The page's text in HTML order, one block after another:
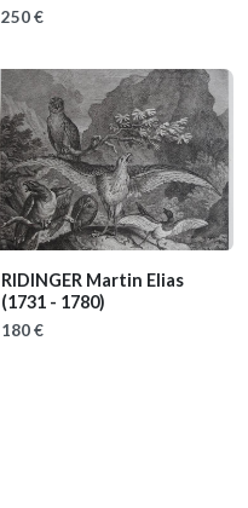
250 €
RIDINGER Martin Elias
(1731 - 1780)
180 €